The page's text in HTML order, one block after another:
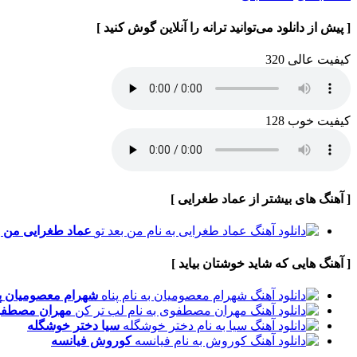
[ پیش از دانلود می‌توانید ترانه را آنلاین گوش کنید ]
کیفیت عالی 320
کیفیت خوب 128
[ آهنگ های بیشتر از عماد طغرایی ]
عماد طغرایی من
[ آهنگ هایی که شاید خوشتان بیاید ]
شهرام معصومیان
مهران
سیا دختر خوشگله
کوروش فیانسه